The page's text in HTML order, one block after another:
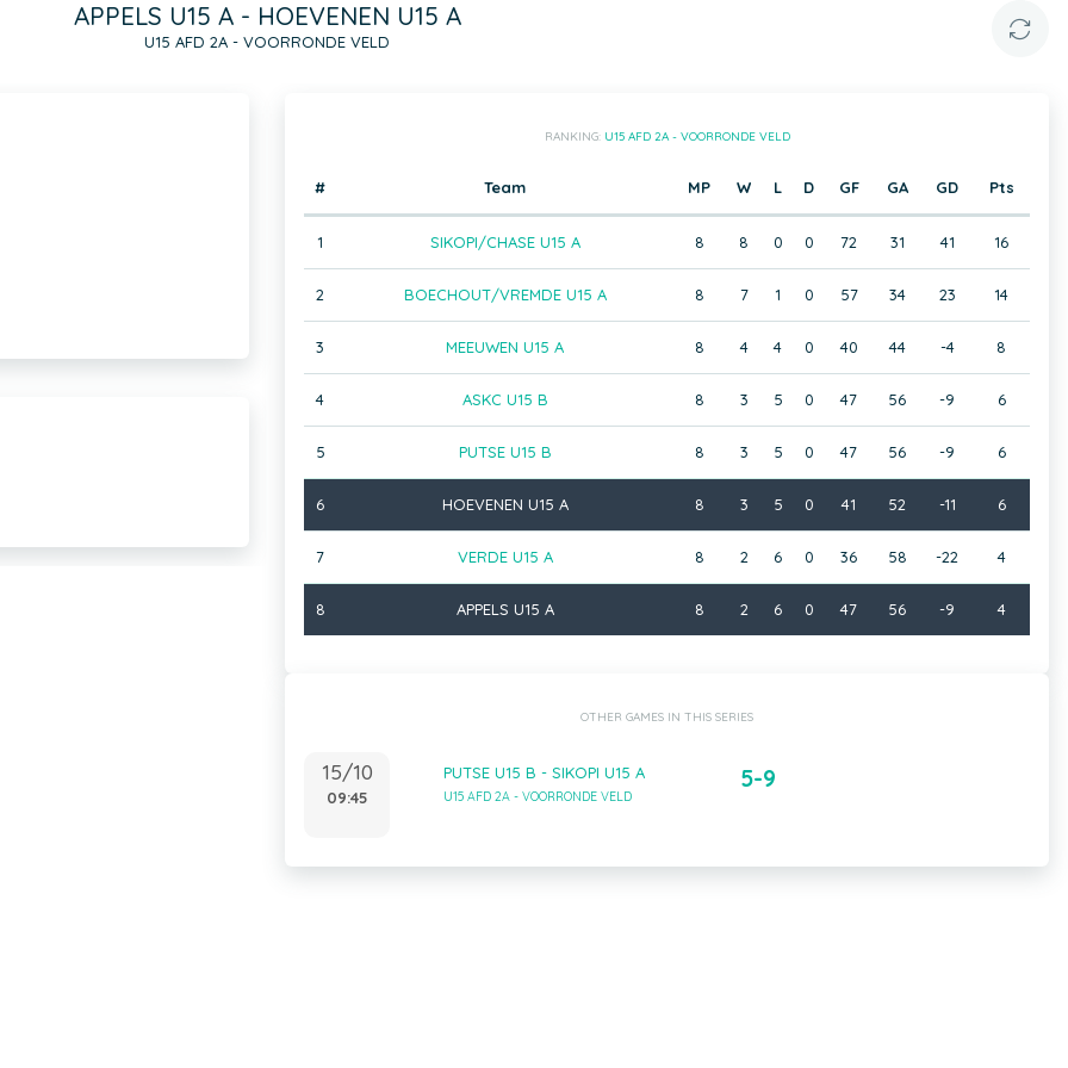
APPELS U15 A - HOEVENEN U15 A
U15 AFD 2A - VOORRONDE VELD
RANKING: U15 AFD 2A - VOORRONDE VELD
# Team MP W L D GF GA GD Pts
1 SIKOPI/CHASE U15 A 8 8 0 0 72 31 41 16
2 BOECHOUT/VREMDE U15 A 8 7 1 0 57 34 23 14
3 MEEUWEN U15 A 8 4 4 0 40 44 -4 8
4 ASKC U15 B 8 3 5 0 47 56 -9 6
5 PUTSE U15 B 8 3 5 0 47 56 -9 6
6 HOEVENEN U15 A 8 3 5 0 41 52 -11 6
7 VERDE U15 A 8 2 6 0 36 58 -22 4
8 APPELS U15 A 8 2 6 0 47 56 -9 4
OTHER GAMES IN THIS SERIES
15/10
09:45
PUTSE U15 B - SIKOPI U15 A
U15 AFD 2A - VOORRONDE VELD
5-9